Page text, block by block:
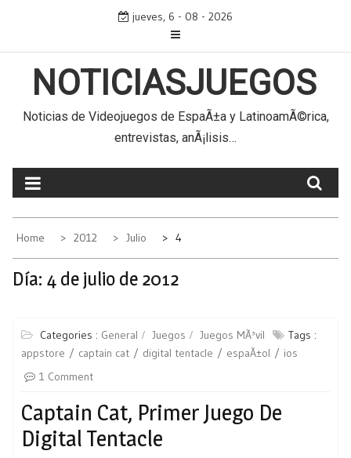
jueves, 6 - 08 - 2026
NOTICIASJUEGOS
Noticias de Videojuegos de EspaÃ±a y LatinoamÃ©rica,
entrevistas, anÃ¡lisis…
Home 2012 Julio 4
Día: 4 de julio de 2012
Categories : General Juegos Juegos MÃ³vil
Tags :
appstore
captain cat digital tentacle espaÃ±ol
ios
1 Comment
Captain Cat, Primer Juego De
Digital Tentacle